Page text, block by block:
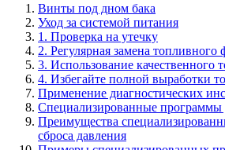
Винты под дном бака
Уход за системой питания
1. Проверка на утечку
2. Регулярная замена топливного
3. Использование качественного
4. Избегайте полной выработки
Применение диагностических
Специализированные программы
Преимущества
сброса давления